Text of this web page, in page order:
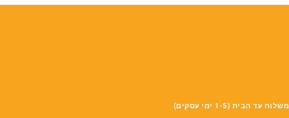
משלוח עד הבית (1-5 ימי עסקים)